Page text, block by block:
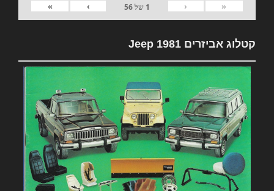
«
‹
1 של56
›
»
קטלוג אביזרים 1981 Jeep